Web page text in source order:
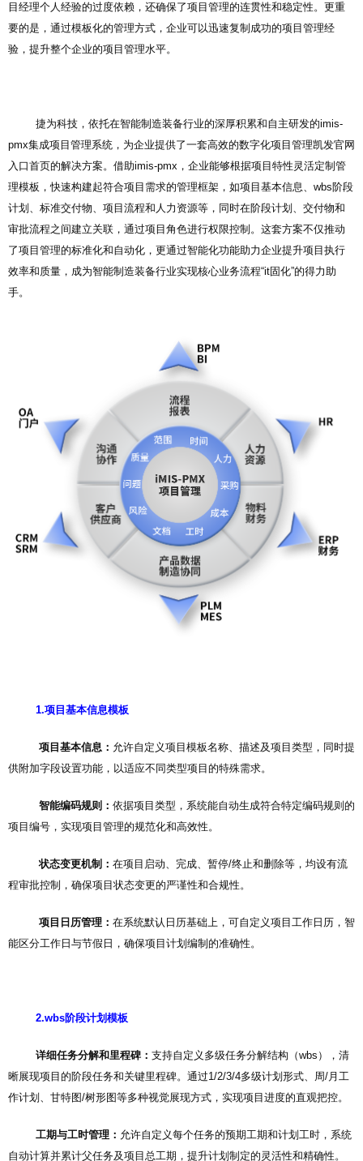
目经理个人经验的过度依赖，还确保了项目管理的连贯性和稳定性。更重
要的是，通过模板化的管理方式，企业可以迅速复制成功的项目管理经
验，提升整个企业的项目管理水平。
捷为科技，依托在智能制造装备行业的深厚积累和自主研发的imis-
pmx集成项目管理系统，为企业提供了一套高效的数字化项目管理凯发官网
入口首页的解决方案。借助imis-pmx，企业能够根据项目特性灵活定制管
理模板，快速构建起符合项目需求的管理框架，如项目基本信息、wbs阶段
计划、标准交付物、项目流程和人力资源等，同时在阶段计划、交付物和
审批流程之间建立关联，通过项目角色进行权限控制。这套方案不仅推动
了项目管理的标准化和自动化，更通过智能化功能助力企业提升项目执行
效率和质量，成为智能制造装备行业实现核心业务流程“it固化”的得力助
手。
1.项目基本信息模板
项目基本信息： 允许自定义项目模板名称、描述及项目类型，同时提
供附加字段设置功能，以适应不同类型项目的特殊需求。
智能编码规则： 依据项目类型，系统能自动生成符合特定编码规则的
项目编号，实现项目管理的规范化和高效性。
状态变更机制： 在项目启动、完成、暂停/终止和删除等，均设有流
程审批控制，确保项目状态变更的严谨性和合规性。
项目日历管理： 在系统默认日历基础上，可自定义项目工作日历，智
能区分工作日与节假日，确保项目计划编制的准确性。
2.wbs阶段计划模板
详细任务分解和里程碑： 支持自定义多级任务分解结构（wbs），清
晰展现项目的阶段任务和关键里程碑。通过1/2/3/4多级计划形式、周/月工
作计划、甘特图/树形图等多种视觉展现方式，实现项目进度的直观把控。
工期与工时管理： 允许自定义每个任务的预期工期和计划工时，系统
自动计算并累计父任务及项目总工期，提升计划制定的灵活性和精确性。